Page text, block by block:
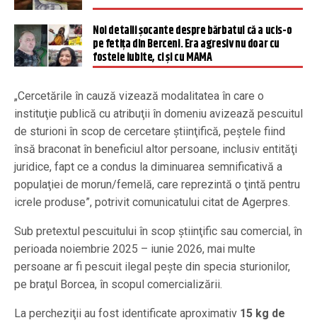
Noi detalii șocante despre bărbatul că a ucis-o
pe fetița din Berceni. Era agresiv nu doar cu
fostele iubite, ci și cu MAMA
„Cercetările în cauză vizează modalitatea în care o
instituţie publică cu atribuţii în domeniu avizează pescuitul
de sturioni în scop de cercetare ştiinţifică, peştele fiind
însă braconat în beneficiul altor persoane, inclusiv entităţi
juridice, fapt ce a condus la diminuarea semnificativă a
populaţiei de morun/femelă, care reprezintă o ţintă pentru
icrele produse”, potrivit comunicatului citat de Agerpres.
Sub pretextul pescuitului în scop ştiinţific sau comercial, în
perioada noiembrie 2025 – iunie 2026, mai multe
persoane ar fi pescuit ilegal peşte din specia sturionilor,
pe braţul Borcea, în scopul comercializării.
La percheziţii au fost identificate aproximativ 15 kg de